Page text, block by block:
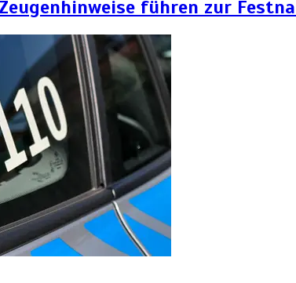
führen zur